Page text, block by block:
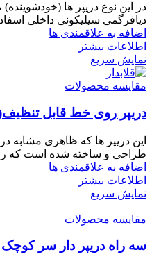
در این نوع دریپر ها (خودشوینده)
دیافرگمی سیلیکونی داخلی
اضافه به علاقمندی ها
اطلاعات بیشتر
نمایش سریع
مقایسه محصولات
دریپر روی خط قابل
این دریپر ها که ظاهری مشابه
طراحی و ساخته شده است که
اضافه به علاقمندی ها
اطلاعات بیشتر
نمایش سریع
مقایسه محصولات
سه راه دریپر دار سر کوچک